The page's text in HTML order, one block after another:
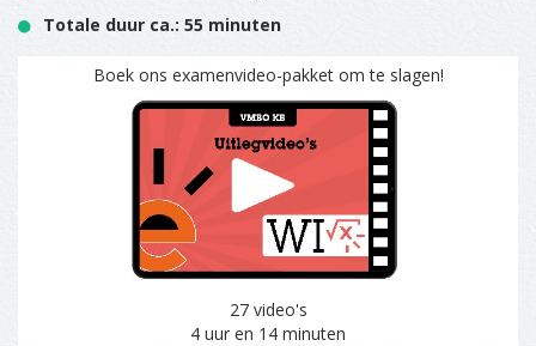
Totale duur ca.: 55 minuten
Boek ons examenvideo-pakket om te slagen!
27 video's
4 uur en 14 minuten